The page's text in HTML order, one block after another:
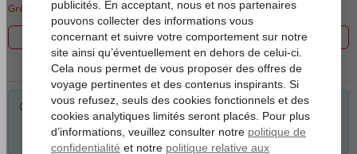
Grèce Lesbos Lesbos Mytilini
Filtrez les 0 offres
Pour les critères sélectionnés, nous avons pas le choix. Astuce:
Vous pouvez supprimer un ou plusieurs critères pour encore
des possibilités.